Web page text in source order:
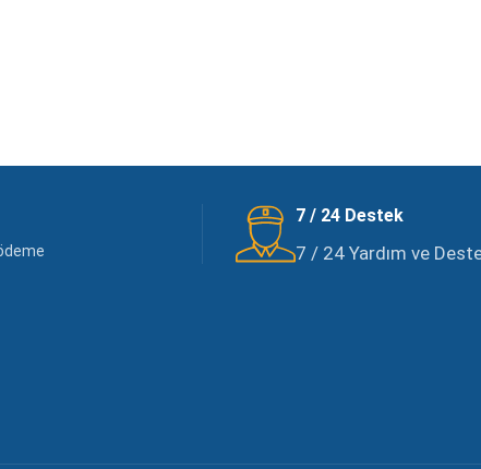
7 / 24 Destek
7 / 24 Yardım ve